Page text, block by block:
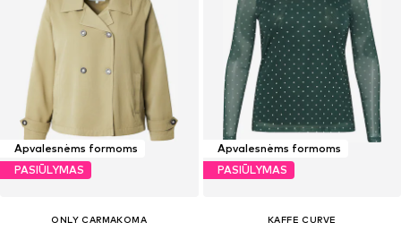
Apvalesnėms formoms
PASIŪLYMAS
ONLY CARMAKOMA
Apvalesnėms formoms
PASIŪLYMAS
KAFFE CURVE